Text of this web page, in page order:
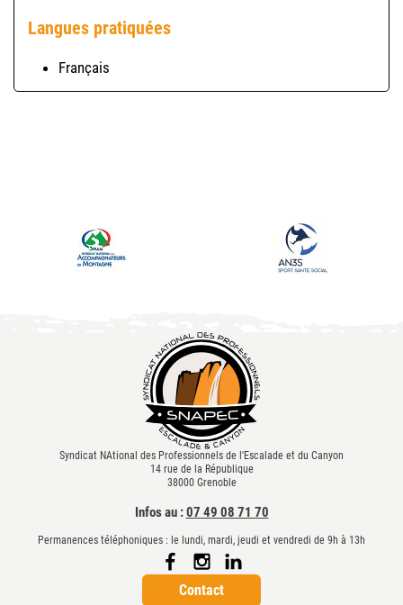
Langues pratiquées
Français
Syndicat NAtional des Professionnels de l'Escalade et du Canyon
14 rue de la République
38000 Grenoble
Infos au :07 49 08 71 70
Permanences téléphoniques : le lundi, mardi, jeudi et vendredi de 9h à 13h
Contact